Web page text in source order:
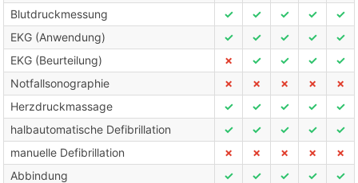
Blutdruckmessung
✓ ✓ ✓ ✓
✓
EKG (Anwendung)
✓ ✓ ✓ ✓
✓
EKG (Beurteilung)
✗ ✓ ✓ ✓
✓
Notfallsonographie
✗ ✗ ✗ ✗
✗
Herzdruckmassage
✓ ✓ ✓ ✓
✓
halbautomatische Defibrillation
✓ ✓ ✓ ✓
✓
manuelle Defibrillation
✗ ✗ ✗ ✗
✗
Abbindung
✓ ✓ ✓ ✓
✓